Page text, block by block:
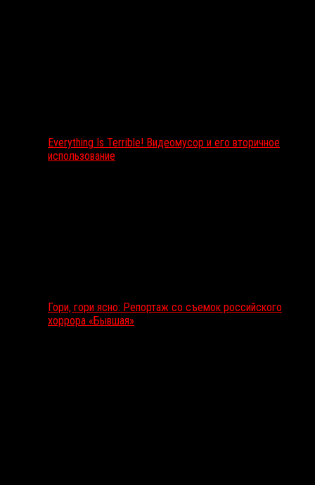
Everything Is Terrible! Видеомусор и его вторичное
использование
Гори, гори ясно: Репортаж со съемок российского
хоррора «Бывшая»